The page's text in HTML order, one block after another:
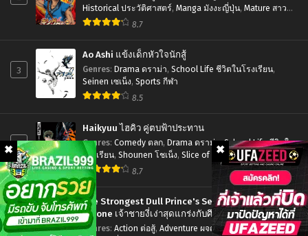
พาร์
ตอน
ที่1-
ไทย
แฟน
ที่1-
12
ซับ
ไทย
Historical ประวัติศาสตร์, Manga มังงะญี่ปุ่น, Mature สาว
ใหญ่,Seinen เซเน็ง
8.7
3
Ao Ashi แข้งเด็กหัวใจนักสู้
Genres: Drama ดราม่า, School Life ชีวิตในโรงเรียน,
Seinen เซเน็ง, Sports กีฬา
8.5
4
Haikyuu ไฮคิว คู่ตบฟ้าประทาน
Genres: Comedy ตลก, Drama ดราม่า,School Life ชีวิตใน
โรงเรียน, Shounen โชเน็ง, Slice of Life รั้วโรงเรียน,
Sports กีฬา
8.7
5
The Strongest Dull Prince's Secret Battle for the
Throne เจ้าชายงี่เง่าสุดแกร่งกับศึกชิงราชสมบัติ
Genres: Action ต่อสู้, Adventure ผจญภัย ,Drama ดราม่า,